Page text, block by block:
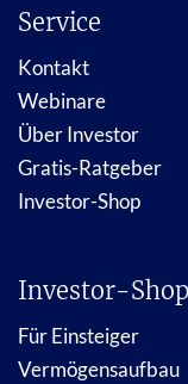
Service
Kontakt
Webinare
Über Investor
Gratis-Ratgeber
Investor-Shop
Investor-Shop
Für Einsteiger
Vermögensaufbau